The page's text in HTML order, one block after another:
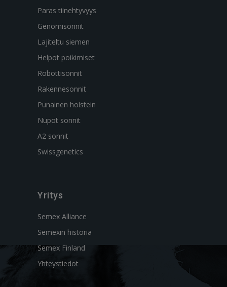
Paras tiinehtyvyys
Genomisonnit
Lajiteltu siemen
Helpot poikimiset
Robottisonnit
Rakennesonnit
Punainen holstein
Nupot sonnit
A2 sonnit
Swissgenetics
Yritys
Semex Alliance
Semexin historia
Semex Finland
Yhteystiedot